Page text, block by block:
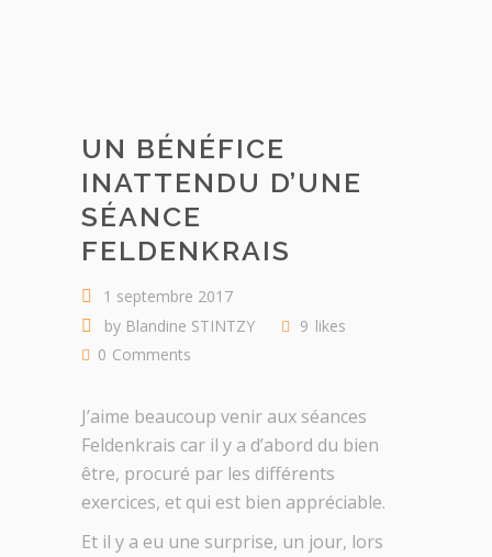
UN BÉNÉFICE
INATTENDU D’UNE
SÉANCE
FELDENKRAIS
1 septembre 2017
by Blandine STINTZY 9 likes
0 Comments
J’aime beaucoup venir aux séances
Feldenkrais car il y a d’abord du bien
être, procuré par les différents
exercices, et qui est bien appréciable.
Et il y a eu une surprise, un jour, lors